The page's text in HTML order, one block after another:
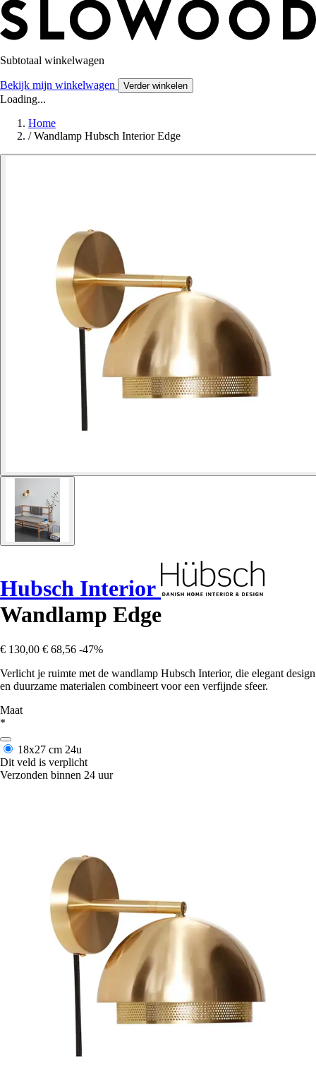
Subtotaal winkelwagen
Bekijk mijn winkelwagen Verder winkelen
Loading...
Home
/ Wandlamp Hubsch Interior Edge
Hubsch Interior
Wandlamp Edge
€ 130,00 € 68,56 -47%
Verlicht je ruimte met de wandlamp Hubsch Interior, die elegant design
en duurzame materialen combineert voor een verfijnde sfeer.
Maat
*
18x27 cm 24u
Dit veld is verplicht
Verzonden binnen 24 uur